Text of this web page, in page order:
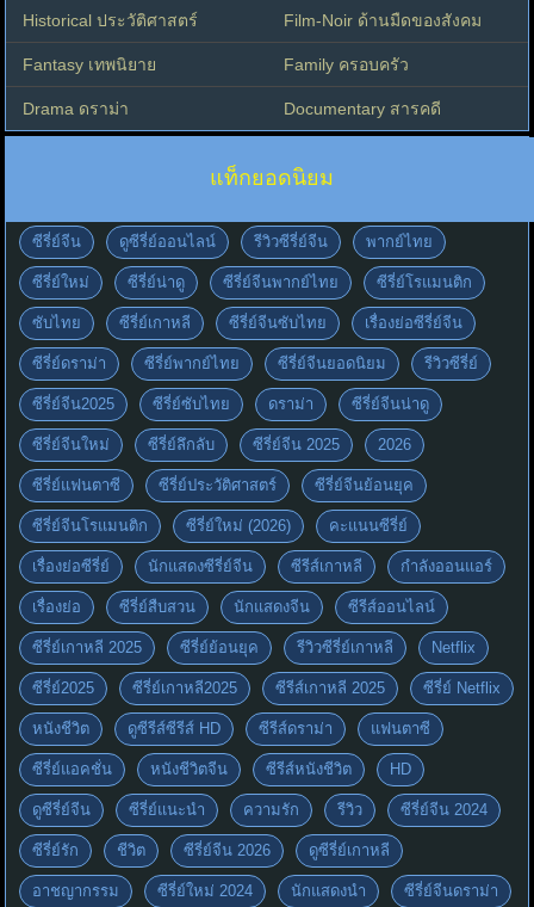
Historical ประวัติศาสตร์ Film-Noir ด้านมืดของสังคม
Fantasy เทพนิยาย Family ครอบครัว
Drama ดราม่า Documentary สารคดี
แท็กยอดนิยม
ซีรี่ย์จีน ดูซีรี่ย์ออนไลน์ รีวิวซีรี่ย์จีน พากย์ไทย
ซีรี่ย์ใหม่ ซีรี่ย์น่าดู ซีรี่ย์จีนพากย์ไทย ซีรี่ย์โรแมนติก
ซับไทย ซีรี่ย์เกาหลี ซีรี่ย์จีนซับไทย เรื่องย่อซีรี่ย์จีน
ซีรี่ย์ดราม่า ซีรี่ย์พากย์ไทย ซีรี่ย์จีนยอดนิยม รีวิวซีรี่ย์
ซีรี่ย์จีน2025 ซีรี่ย์ซับไทย ดราม่า ซีรี่ย์จีนน่าดู
ซีรี่ย์จีนใหม่ ซีรี่ย์ลึกลับ ซีรี่ย์จีน 2025 2026
ซีรี่ย์แฟนตาซี ซีรี่ย์ประวัติศาสตร์ ซีรี่ย์จีนย้อนยุค
ซีรี่ย์จีนโรแมนติก ซีรี่ย์ใหม่ (2026) คะแนนซีรี่ย์
เรื่องย่อซีรี่ย์ นักแสดงซีรี่ย์จีน ซีรีส์เกาหลี กำลังออนแอร์
เรื่องย่อ ซีรี่ย์สืบสวน นักแสดงจีน ซีรีส์ออนไลน์
ซีรี่ย์เกาหลี 2025 ซีรี่ย์ย้อนยุค รีวิวซีรี่ย์เกาหลี Netflix
ซีรี่ย์2025 ซีรี่ย์เกาหลี2025 ซีรีส์เกาหลี 2025 ซีรี่ย์ Netflix
หนังชีวิต ดูซีรีส์ซีรีส์ HD ซีรีส์ดราม่า แฟนตาซี
ซีรี่ย์แอคชั่น หนังชีวิตจีน ซีรีส์หนังชีวิต HD
ดูซีรี่ย์จีน ซีรี่ย์แนะนำ ความรัก รีวิว ซีรี่ย์จีน 2024
ซีรี่ย์รัก ชีวิต ซีรี่ย์จีน 2026 ดูซีรี่ย์เกาหลี
อาชญากรรม ซีรี่ย์ใหม่ 2024 นักแสดงนำ ซีรี่ย์จีนดราม่า